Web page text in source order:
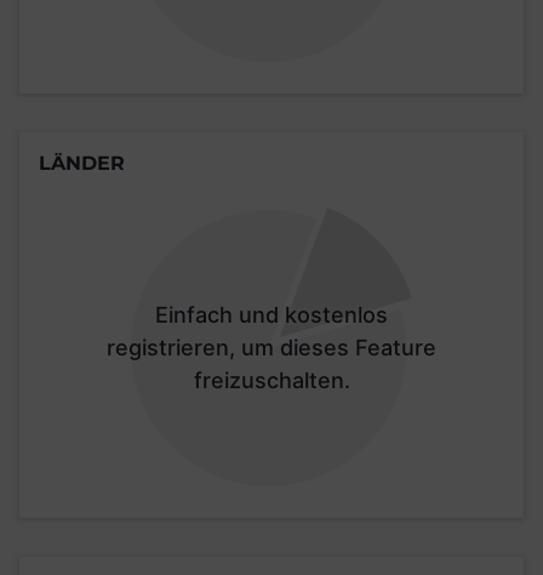
LÄNDER
Einfach und kostenlos
registrieren, um dieses Feature
freizuschalten.